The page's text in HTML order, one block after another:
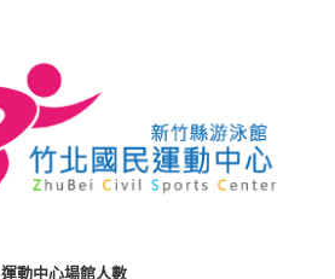
運動中心場館人數